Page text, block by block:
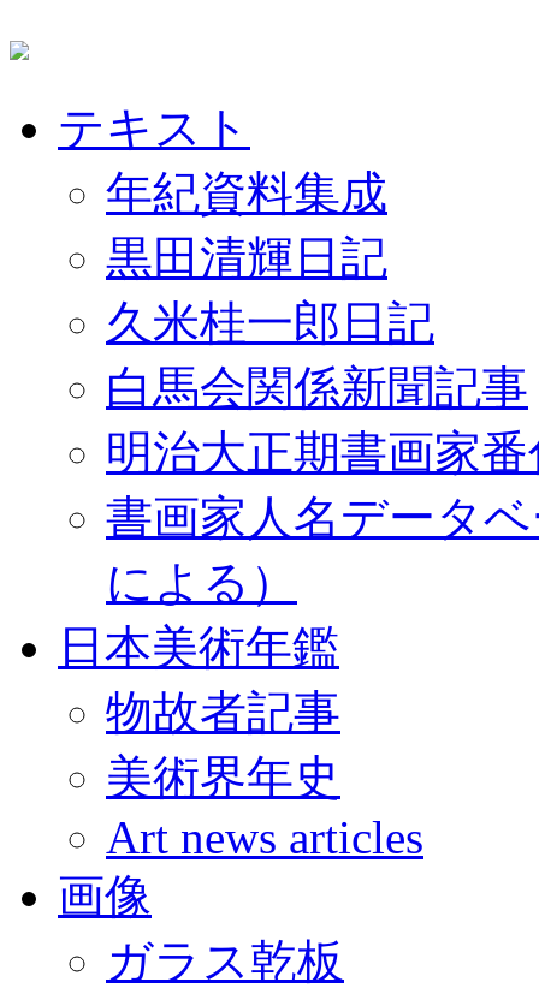
テキスト
年紀資料集成
黒田清輝日記
久米桂一郎日記
白馬会関係新聞記事
明治大正期書画家
書画家人名データ
による）
日本美術年鑑
物故者記事
美術界年史
Art news articles
画像
ガラス乾板